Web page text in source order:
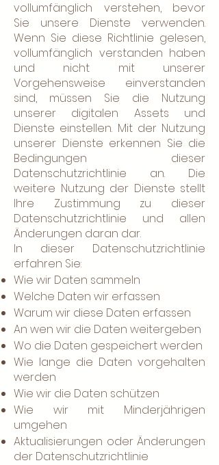
vollumfänglich verstehen, bevor
Sie unsere Dienste verwenden.
Wenn Sie diese Richtlinie gelesen,
vollumfänglich verstanden haben
und nicht mit unserer
Vorgehensweise einverstanden
sind, müssen Sie die Nutzung
unserer digitalen Assets und
Dienste einstellen. Mit der Nutzung
unserer Dienste erkennen Sie die
Bedingungen dieser
Datenschutzrichtlinie an. Die
weitere Nutzung der Dienste stellt
Ihre Zustimmung zu dieser
Datenschutzrichtlinie und allen
Änderungen daran dar.
In dieser Datenschutzrichtlinie
erfahren Sie:
Wie wir Daten sammeln
Welche Daten wir erfassen
Warum wir diese Daten erfassen
An wen wir die Daten weitergeben
Wo die Daten gespeichert werden
Wie lange die Daten vorgehalten
werden
Wie wir die Daten schützen
Wie wir mit Minderjährigen
umgehen
Aktualisierungen oder Änderungen
der Datenschutzrichtlinie